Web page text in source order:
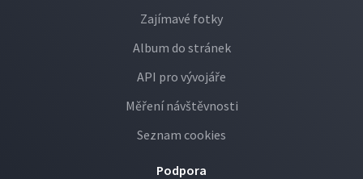
Zajímavé fotky
Album do stránek
API pro vývojáře
Měření návštěvnosti
Seznam cookies
Podpora